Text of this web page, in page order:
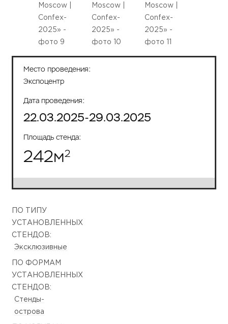
Место проведения:
Экспоцентр
Дата проведения:
22.03.2025-29.03.2025
Площадь стенда:
242м2
ПО ТИПУ
УСТАНОВЛЕННЫХ
СТЕНДОВ:
Эксклюзивные
ПО ФОРМАМ
УСТАНОВЛЕННЫХ
СТЕНДОВ:
Стенды-
острова